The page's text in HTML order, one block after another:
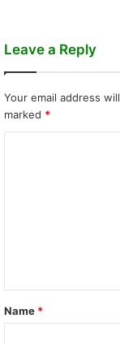
Leave a Reply
Your email address
marked *
t
*
Name *